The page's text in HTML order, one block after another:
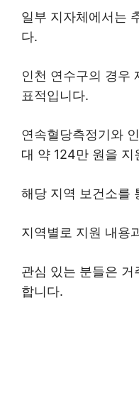
일부 지자체에서는
다.
인천 연수구의 경우
표적입니다.
연속혈당측정기와
대 약 124만 원을 지
해당 지역 보건소를
지역별로 지원 내용
관심 있는 분들은 거
합니다.